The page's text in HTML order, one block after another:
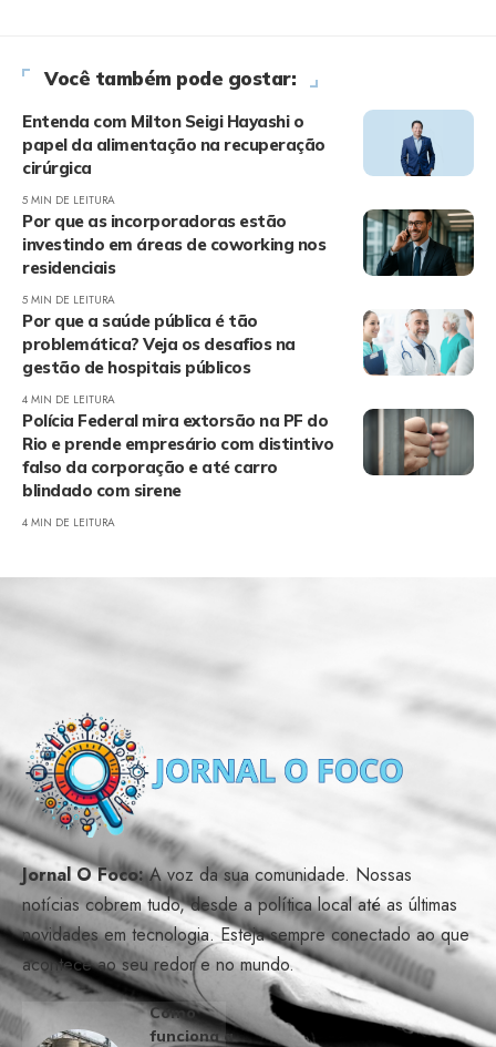
Você também pode gostar:
Entenda com Milton Seigi Hayashi o
papel da alimentação na recuperação
cirúrgica
5 MIN DE LEITURA
Por que as incorporadoras estão
investindo em áreas de coworking nos
residenciais
5 MIN DE LEITURA
Por que a saúde pública é tão
problemática? Veja os desafios na
gestão de hospitais públicos
4 MIN DE LEITURA
Polícia Federal mira extorsão na PF do
Rio e prende empresário com distintivo
falso da corporação e até carro
blindado com sirene
4 MIN DE LEITURA
Jornal O Foco:A voz da sua comunidade. Nossas
notícias cobrem tudo, desde a política local até as últimas
novidades em tecnologia. Esteja sempre conectado ao que
acontece ao seu redor e no mundo.
Como
funciona a